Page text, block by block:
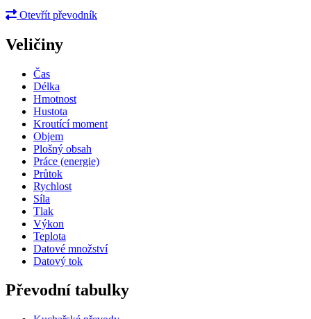
Otevřít převodník
Veličiny
Čas
Délka
Hmotnost
Hustota
Kroutící moment
Objem
Plošný obsah
Práce (energie)
Průtok
Rychlost
Síla
Tlak
Výkon
Teplota
Datové množství
Datový tok
Převodní tabulky